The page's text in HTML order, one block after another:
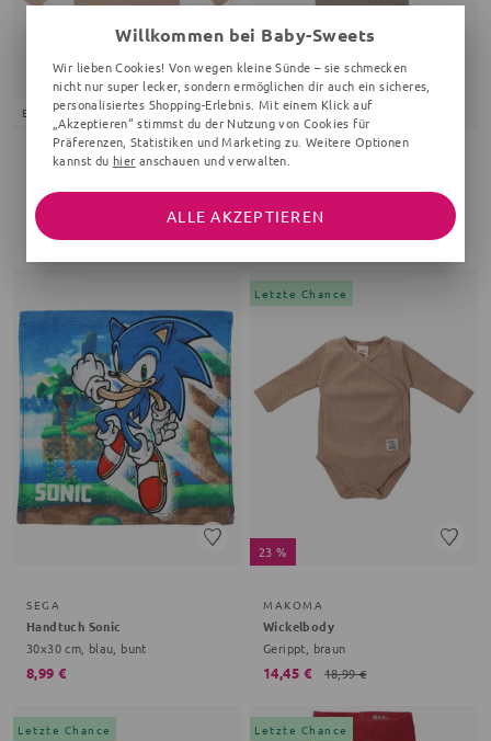
EXKLUSIV
MABU KIDS
Langarmshirt Königskind Bestseller Kollektion
frappé
19,99 €
20 %
MAKOMA
Body
Gerippt, braun
14,25 € 17,99 €
SEGA
Handtuch Sonic
30x30 cm, blau, bunt
8,99 €
Letzte Chance
23 %
MAKOMA
Wickelbody
Gerippt, braun
14,45 € 18,99 €
Letzte Chance Letzte Chance
Willkommen bei Baby-Sweets
Wir lieben Cookies! Von wegen kleine Sünde – sie schmecken
nicht nur super lecker, sondern ermöglichen dir auch ein sicheres,
personalisiertes Shopping-Erlebnis. Mit einem Klick auf
„Akzeptieren“ stimmst du der Nutzung von Cookies für
Präferenzen, Statistiken und Marketing zu. Weitere Optionen
kannst du hier anschauen und verwalten.
ALLE AKZEPTIEREN